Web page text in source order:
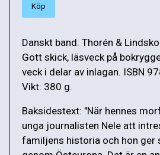
Köp
Danskt band. Thorén &
Gott skick, läsveck på
veck i delar av inlagan. ISBN
Vikt: 380 g.
Baksidestext: "När hennes
unga journalisten Nele att
familjens historia och hon ger